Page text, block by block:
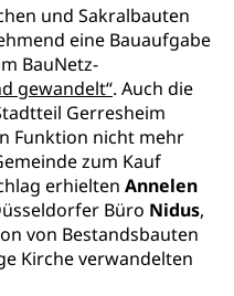
und Sakralbauten
eine Bauaufgabe
BauNetz-
gewandelt“. Auch die
Gerresheim
Funktion nicht mehr
zum Kauf
erhielten Annelen
Büro Nidus,
von Bestandsbauten
Kirche verwandelten